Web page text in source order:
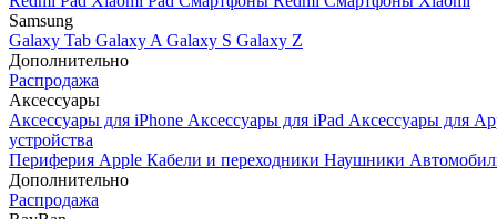
Samsung
Galaxy Tab Galaxy A Galaxy S Galaxy Z
Дополнительно
Распродажа
Аксессуары
Аксессуары для iPhone Аксессуары для iPad Аксессуары для
устройства
Периферия Apple Кабели и переходники Наушники
Дополнительно
Распродажа